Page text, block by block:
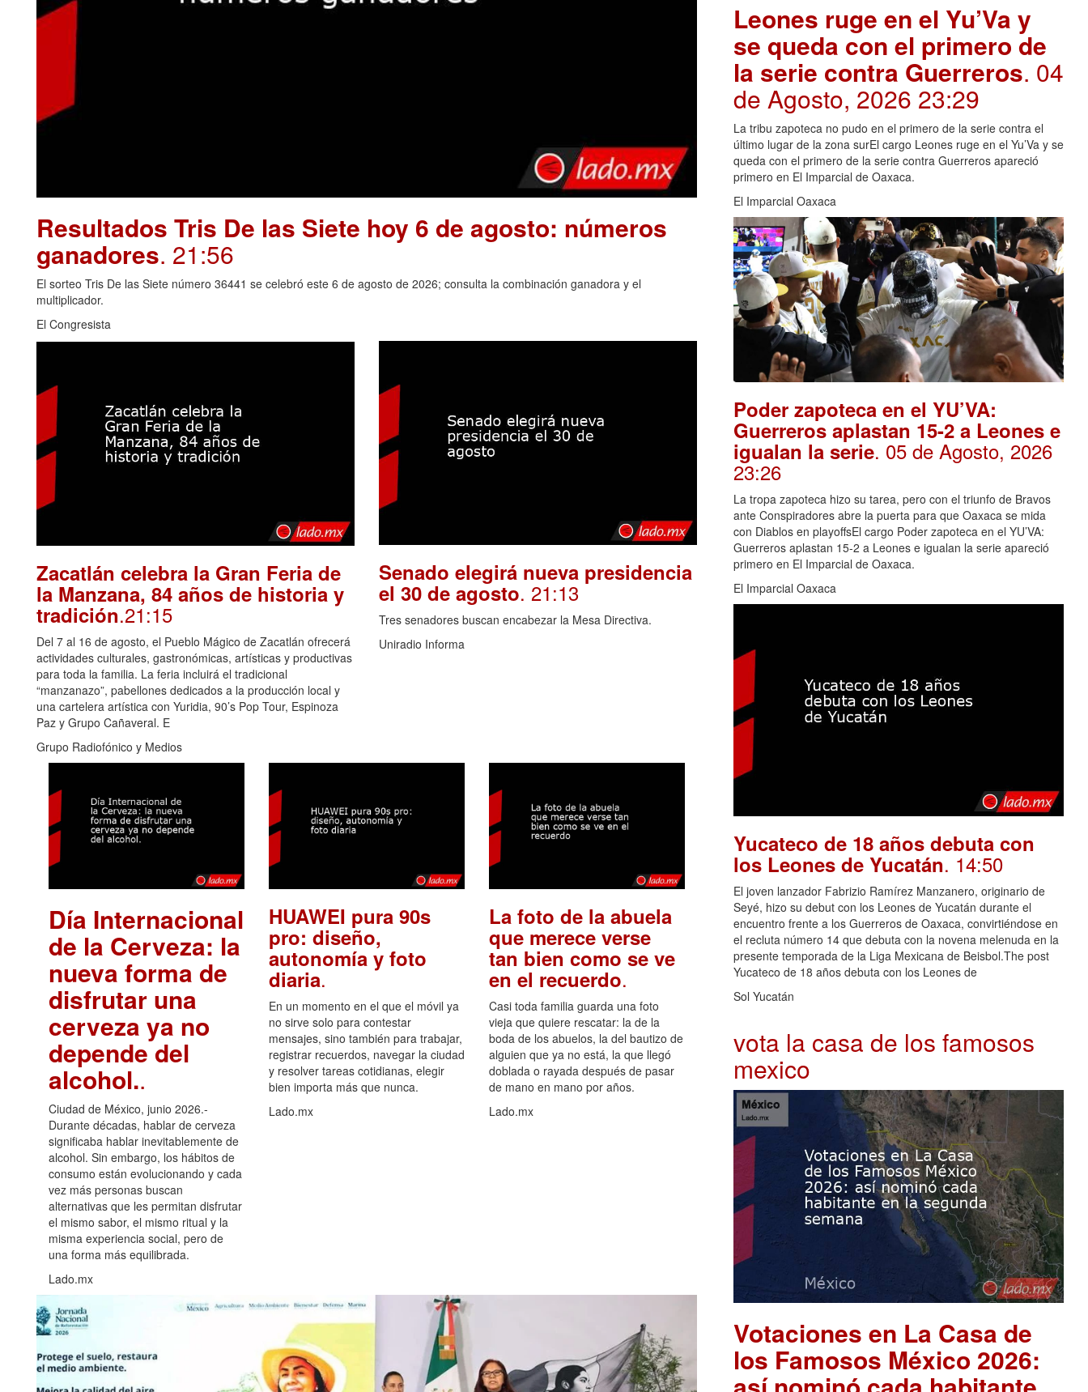
Resultados Tris De las Siete hoy 6 de agosto: números
ganadores. 21:56
El sorteo Tris De las Siete número 36441 se celebró este 6 de agosto de 2026; consulta la combinación ganadora y el
multiplicador.
El Congresista
Zacatlán celebra la Gran Feria de
la Manzana, 84 años de historia y
tradición.21:15
Del 7 al 16 de agosto, el Pueblo Mágico de Zacatlán ofrecerá
actividades culturales, gastronómicas, artísticas y productivas
para toda la familia. La feria incluirá el tradicional
“manzanazo”, pabellones dedicados a la producción local y
una cartelera artística con Yuridia, 90’s Pop Tour, Espinoza
Paz y Grupo Cañaveral. E
Grupo Radiofónico y Medios
Senado elegirá nueva presidencia
el 30 de agosto. 21:13
Tres senadores buscan encabezar la Mesa Directiva.
Uniradio Informa
Día Internacional
de la Cerveza: la
nueva forma de
disfrutar una
cerveza ya no
depende del
alcohol..
Ciudad de México, junio 2026.-
Durante décadas, hablar de cerveza
significaba hablar inevitablemente de
alcohol. Sin embargo, los hábitos de
consumo están evolucionando y cada
vez más personas buscan
alternativas que les permitan disfrutar
el mismo sabor, el mismo ritual y la
misma experiencia social, pero de
una forma más equilibrada.
Lado.mx
HUAWEI pura 90s
pro: diseño,
autonomía y foto
diaria.
En un momento en el que el móvil ya
no sirve solo para contestar
mensajes, sino también para trabajar,
registrar recuerdos, navegar la ciudad
y resolver tareas cotidianas, elegir
bien importa más que nunca.
Lado.mx
La foto de la abuela
que merece verse
tan bien como se ve
en el recuerdo.
Casi toda familia guarda una foto
vieja que quiere rescatar: la de la
boda de los abuelos, la del bautizo de
alguien que ya no está, la que llegó
doblada o rayada después de pasar
de mano en mano por años.
Lado.mx
Leones ruge en el Yu’Va y
se queda con el primero de
la serie contra Guerreros. 04
de Agosto, 2026 23:29
La tribu zapoteca no pudo en el primero de la serie contra el
último lugar de la zona surEl cargo Leones ruge en el Yu’Va y se
queda con el primero de la serie contra Guerreros apareció
primero en El Imparcial de Oaxaca.
El Imparcial Oaxaca
Poder zapoteca en el YU’VA:
Guerreros aplastan 15-2 a Leones e
igualan la serie. 05 de Agosto, 2026
23:26
La tropa zapoteca hizo su tarea, pero con el triunfo de Bravos
ante Conspiradores abre la puerta para que Oaxaca se mida
con Diablos en playoffsEl cargo Poder zapoteca en el YU’VA:
Guerreros aplastan 15-2 a Leones e igualan la serie apareció
primero en El Imparcial de Oaxaca.
El Imparcial Oaxaca
Yucateco de 18 años debuta con
los Leones de Yucatán. 14:50
El joven lanzador Fabrizio Ramírez Manzanero, originario de
Seyé, hizo su debut con los Leones de Yucatán durante el
encuentro frente a los Guerreros de Oaxaca, convirtiéndose en
el recluta número 14 que debuta con la novena melenuda en la
presente temporada de la Liga Mexicana de Beisbol.The post
Yucateco de 18 años debuta con los Leones de
Sol Yucatán
vota la casa de los famosos
mexico
Votaciones en La Casa de
los Famosos México 2026: